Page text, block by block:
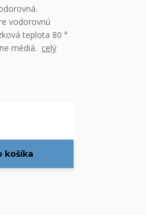
vodorovnú
teplota 80 °
médiá. celý
košíka